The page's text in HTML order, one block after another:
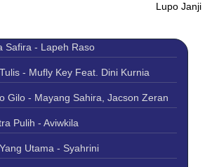
Lupo Janji
Safira - Lapeh Raso
- Mufly Key Feat. Dini Kurnia
Gilo - Mayang Sahira, Jacson Zeran
Pulih - Aviwkila
Utama - Syahrini